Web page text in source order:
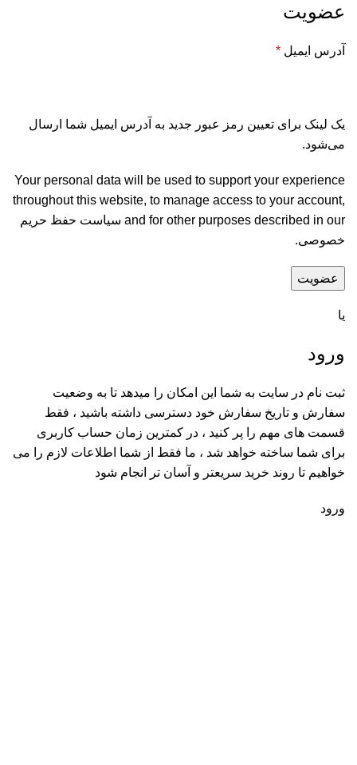
عضویت
آدرس ایمیل *
یک لینک برای تعیین رمز عبور جدید به آدرس ایمیل شما ارسال
می‌شود.
Your personal data will be used to support your experience
throughout this website, to manage access to your account,
and for other purposes described in our سیاست حفظ حریم
خصوصی.
عضویت
یا
ورود
ثبت نام در سایت به شما این امکان را میدهد تا به وضعیت
سفارش و تاریخ سفارش خود دسترسی داشته باشید ، فقط
قسمت های مهم را پر کنید ، در کمترین زمان حساب کاربری
برای شما ساخته خواهد شد ، ما فقط از شما اطلاعات لازم را می
خواهیم تا روند خرید سریعتر و آسان تر انجام شود
ورود